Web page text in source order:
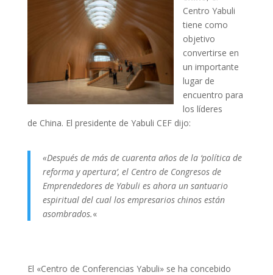
Centro Yabuli
tiene como
objetivo
convertirse en
un importante
lugar de
encuentro para
los líderes
de China. El presidente de Yabuli CEF dijo:
«Después de más de cuarenta años de la ‘política de
reforma y apertura’, el Centro de Congresos de
Emprendedores de Yabuli es ahora un santuario
espiritual del cual los empresarios chinos están
asombrados.«
El «Centro de Conferencias Yabuli» se ha concebido